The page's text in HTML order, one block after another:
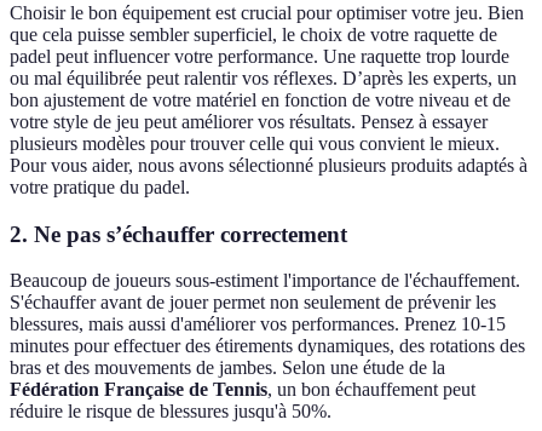
Choisir le bon équipement est crucial pour optimiser votre jeu. Bien
que cela puisse sembler superficiel, le choix de votre raquette de
padel peut influencer votre performance. Une raquette trop lourde
ou mal équilibrée peut ralentir vos réflexes. D’après les experts, un
bon ajustement de votre matériel en fonction de votre niveau et de
votre style de jeu peut améliorer vos résultats. Pensez à essayer
plusieurs modèles pour trouver celle qui vous convient le mieux.
Pour vous aider, nous avons sélectionné plusieurs produits adaptés à
votre pratique du padel.
2. Ne pas s’échauffer correctement
Beaucoup de joueurs sous-estiment l'importance de l'échauffement.
S'échauffer avant de jouer permet non seulement de prévenir les
blessures, mais aussi d'améliorer vos performances. Prenez 10-15
minutes pour effectuer des étirements dynamiques, des rotations des
bras et des mouvements de jambes. Selon une étude de la
Fédération Française de Tennis, un bon échauffement peut
réduire le risque de blessures jusqu'à 50%.